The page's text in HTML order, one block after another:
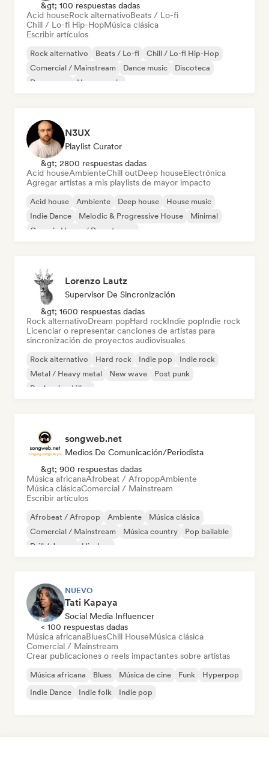
&gt; 100 respuestas dadas
Acid houseRock alternativoBeats / Lo-fi
Chill / Lo-fi Hip-HopMúsica clásica
Escribir artículos
Rock alternativo Beats / Lo-fi
Chill / Lo-fi Hip-Hop
Comercial / Mainstream
Dance music
Discoteca
Dream pop
House music
N3UX
Playlist Curator
&gt; 2800 respuestas dadas
Acid houseAmbienteChill outDeep houseElectrónica
Agregar artistas a mis playlists de mayor impacto
Acid house Ambiente Deep house
House music
Indie Dance
Melodic & Progressive House
Minimal
Organic House / Downtempo
Lorenzo Lautz
Supervisor De Sincronización
&gt; 1600 respuestas dadas
Rock alternativoDream popHard rockIndie popIndie rock
Licenciar o representar canciones de artistas para
sincronización de proyectos audiovisuales
Rock alternativo Hard rock Indie pop
Indie rock
Metal / Heavy metal
New wave
Post punk
Rock psicodélico
songweb.net
Medios De Comunicación/Periodista
&gt; 900 respuestas dadas
Música africanaAfrobeat / AfropopAmbiente
Música clásicaComercial / Mainstream
Escribir artículos
Afrobeat / Afropop Ambiente
Música clásica
Comercial / Mainstream
Música country
Pop bailable
Drill / Jersey
Hip-hop
NUEVO
Tati Kapaya
Social Media Influencer
< 100 respuestas dadas
Música africanaBluesChill HouseMúsica clásica
Comercial / Mainstream
Crear publicaciones o reels impactantes sobre artistas
Música africana Blues Música de cine Funk
Hyperpop
Indie Dance
Indie folk Indie pop